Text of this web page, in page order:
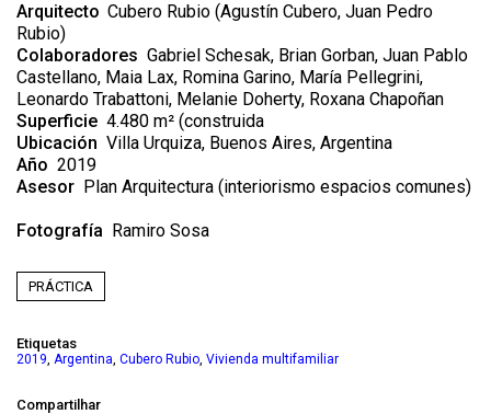
Arquitecto Cubero Rubio (Agustín Cubero, Juan Pedro
Rubio)
Colaboradores Gabriel Schesak, Brian Gorban, Juan Pablo
Castellano, Maia Lax, Romina Garino, María Pellegrini,
Leonardo Trabattoni, Melanie Doherty, Roxana Chapoñan
Superficie 4.480 m² (construida
Ubicación Villa Urquiza, Buenos Aires, Argentina
Año 2019
Asesor Plan Arquitectura (interiorismo espacios comunes)
Fotografía Ramiro Sosa
PRÁCTICA
Etiquetas
2019, Argentina, Cubero Rubio, Vivienda multifamiliar
Compartilhar